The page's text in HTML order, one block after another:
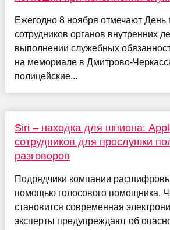
Ежегодно 8 ноября отмечают День
сотрудников органов внутренних
выполнении служебных
на мемориале в Дмитрово-
полицейские...
Siri – находка для шпиона:
сотрудников для прослушки
разговоров
Подрядчики компании
помощью голосового помощника.
становится современная
эксперты предупреждают об